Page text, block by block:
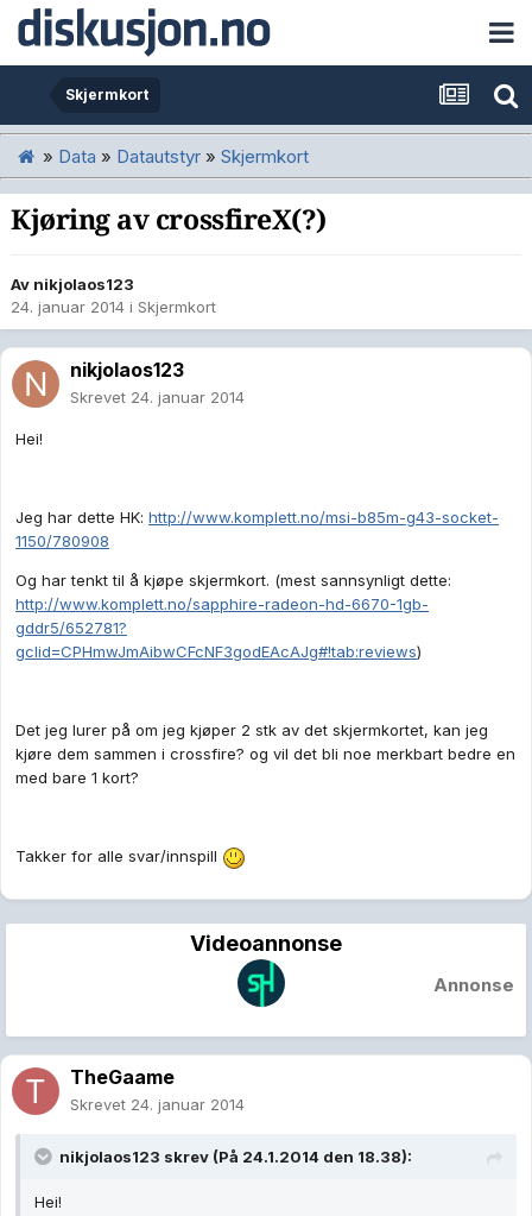
Skjermkort
» Data » Datautstyr » Skjermkort
Kjøring av crossfireX(?)
Av nikjolaos123
24. januar 2014 i Skjermkort
nikjolaos123
Skrevet 24. januar 2014
Hei!
Jeg har dette HK: http://www.komplett.no/msi-b85m-g43-socket-
1150/780908
Og har tenkt til å kjøpe skjermkort. (mest sannsynligt dette:
http://www.komplett.no/sapphire-radeon-hd-6670-1gb-
gddr5/652781?
gclid=CPHmwJmAibwCFcNF3godEAcAJg#!tab:reviews)
Det jeg lurer på om jeg kjøper 2 stk av det skjermkortet, kan jeg
kjøre dem sammen i crossfire? og vil det bli noe merkbart bedre en
med bare 1 kort?
Takker for alle svar/innspill
Videoannonse
Annonse
TheGaame
Skrevet 24. januar 2014
nikjolaos123 skrev (På 24.1.2014 den 18.38):
Hei!